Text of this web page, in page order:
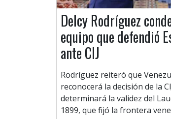
Delcy Rodríguez
equipo que defendió
ante CIJ
Rodríguez reiteró que
reconocerá la decisión de la
determinará la validez del
1899, que fijó la frontera